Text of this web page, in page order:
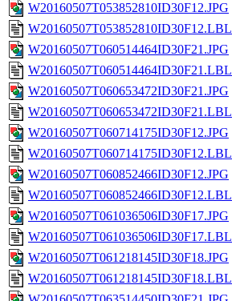
W20160507T053852810ID30F12.JPG
W20160507T053852810ID30F12.LBL
W20160507T060514464ID30F21.JPG
W20160507T060514464ID30F21.LBL
W20160507T060653472ID30F21.JPG
W20160507T060653472ID30F21.LBL
W20160507T060714175ID30F12.JPG
W20160507T060714175ID30F12.LBL
W20160507T060852466ID30F12.JPG
W20160507T060852466ID30F12.LBL
W20160507T061036506ID30F17.JPG
W20160507T061036506ID30F17.LBL
W20160507T061218145ID30F18.JPG
W20160507T061218145ID30F18.LBL